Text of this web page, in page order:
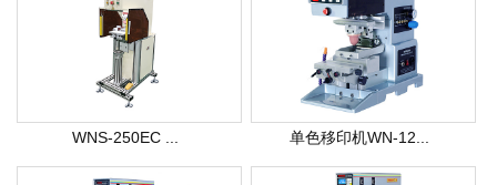
WNS-250EC ... 单色移印机WN-12...